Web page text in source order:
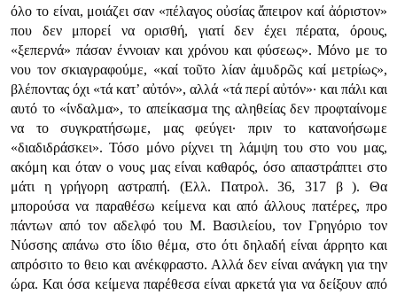
όλο το είναι, μοιάζει σαν «πέλαγος οὐσίας ἄπειρον καί ἀόριστον»
που δεν μπορεί να ορισθή, γιατί δεν έχει πέρατα, όρους,
«ξεπερνά» πάσαν έννοιαν και χρόνου και φύσεως». Μόνο με το
νου τον σκιαγραφούμε, «καί τοῦτο λίαν ἀμυδρῶς καί μετρίως»,
βλέποντας όχι «τά κατ’ αὐτόν», αλλά «τά περί αὐτόν»· και πάλι και
αυτό το «ίνδαλμα», το απείκασμα της αληθείας δεν προφταίνομε
να το συγκρατήσωμε, μας φεύγει· πριν το κατανοήσωμε
«διαδιδράσκει». Τόσο μόνο ρίχνει τη λάμψη του στο νου μας,
ακόμη και όταν ο νους μας είναι καθαρός, όσο απαστράπτει στο
μάτι η γρήγορη αστραπή. (Ελλ. Πατρολ. 36, 317 β ). Θα
μπορούσα να παραθέσω κείμενα και από άλλους πατέρες, προ
πάντων από τον αδελφό του Μ. Βασιλείου, τον Γρηγόριο τον
Νύσσης απάνω στο ίδιο θέμα, στο ότι δηλαδή είναι άρρητο και
απρόσιτο το θειο και ανέκφραστο. Αλλά δεν είναι ανάγκη για την
ώρα. Και όσα κείμενα παρέθεσα είναι αρκετά για να δείξουν από